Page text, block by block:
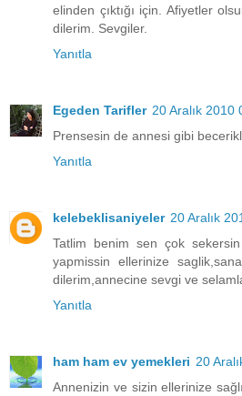
elinden çıktığı için. Afiyetler
dilerim. Sevgiler.
Yanıtla
Egeden Tarifler 20 Aralık 2010
Prensesin de annesi gibi
Yanıtla
kelebeklisaniyeler 20 Aralık
Tatlim benim sen çok
yapmissin ellerinize
dilerim,annecine sevgi ve
Yanıtla
ham ham ev yemekleri 20
Annenizin ve sizin ellerinize